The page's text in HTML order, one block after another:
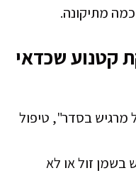
מתיקונה.
קטנוע שכדאי
מרגיש בסדר", טיפול
בשמן זול או לא